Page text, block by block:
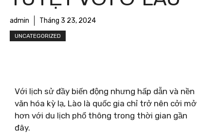
admin Tháng 3 23, 2024
UNCATEGORIZED
Với lịch sử đầy biến động nhưng hấp dẫn và nền
văn hóa kỳ lạ, Lào là quốc gia chỉ trở nên cởi mở
hơn với du lịch phổ thông trong thời gian gần
đây.